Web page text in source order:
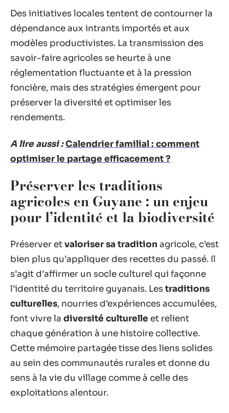
Des initiatives locales tentent de contourner la
dépendance aux intrants importés et aux
modèles productivistes. La transmission des
savoir-faire agricoles se heurte à une
réglementation fluctuante et à la pression
foncière, mais des stratégies émergent pour
préserver la diversité et optimiser les
rendements.
A lire aussi :Calendrier familial : comment
optimiser le partage efficacement ?
Préserver les traditions
agricoles en Guyane : un enjeu
pour l’identité et la biodiversité
Préserver etvaloriser sa tradition agricole, c’est
bien plus qu’appliquer des recettes du passé. Il
s’agit d’affirmer un socle culturel qui façonne
l’identité du territoire guyanais. Lestraditions
culturelles, nourries d’expériences accumulées,
font vivre la diversité culturelle et relient
chaque génération à une histoire collective.
Cette mémoire partagée tisse des liens solides
au sein des communautés rurales et donne du
sens à la vie du village comme à celle des
exploitations alentour.